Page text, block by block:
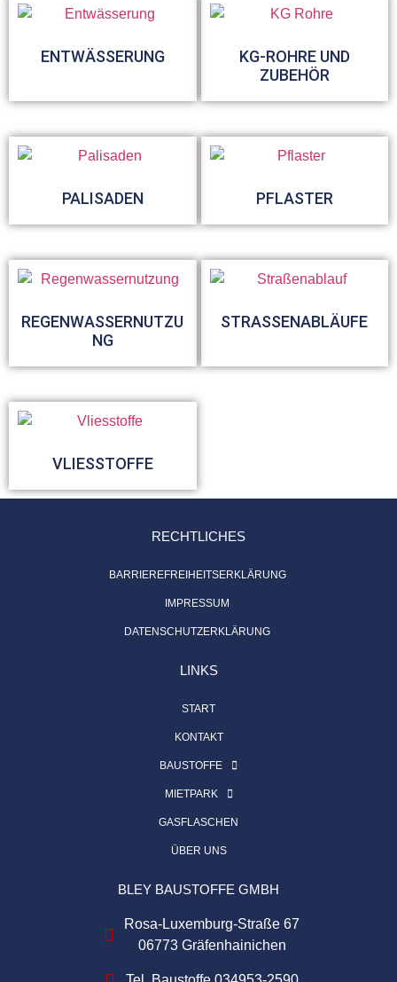
ENTWÄSSERUNG
KG-ROHRE UND
ZUBEHÖR
PALISADEN PFLASTER
REGENWASSERNUTZU
NG
STRASSENABLÄUFE
VLIESSTOFFE
RECHTLICHES
BARRIEREFREIHEITSERKLÄRUNG
IMPRESSUM
DATENSCHUTZERKLÄRUNG
LINKS
START
KONTAKT
BAUSTOFFE
MIETPARK
GASFLASCHEN
ÜBER UNS
BLEY BAUSTOFFE GMBH
Rosa-Luxemburg-Straße 67
06773 Gräfenhainichen